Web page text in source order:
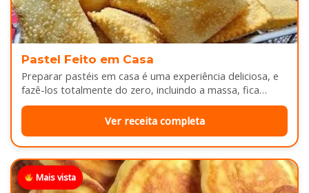
Pastel Feito em Casa
Preparar pastéis em casa é uma experiência deliciosa, e
fazê-los totalmente do zero, incluindo a massa, fica
melhor ainda...
Ver receita completa
Mais vista